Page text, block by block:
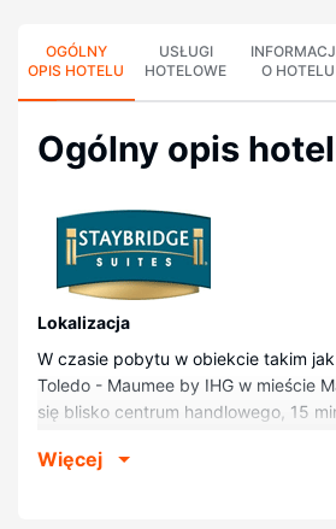
OGÓLNY
OPIS HOTELU
USŁUGI
HOTELOWE
O HOTELU
Ogólny opis
Lokalizacja
W czasie pobytu w obiekcie takim
Toledo - Maumee by IHG w mieście
się blisko centrum handlowego, 15
znajduje się 18,6 km od atrakcji takiej
Więcej